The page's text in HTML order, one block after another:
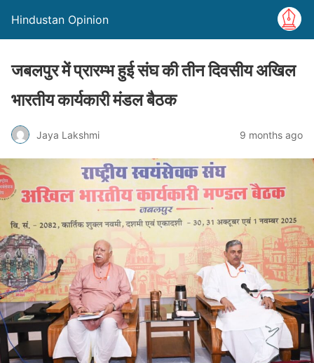
Hindustan Opinion
जबलपुर में प्रारम्भ हुई संघ की तीन दिवसीय अखिल
भारतीय कार्यकारी मंडल बैठक
Jaya Lakshmi 9 months ago